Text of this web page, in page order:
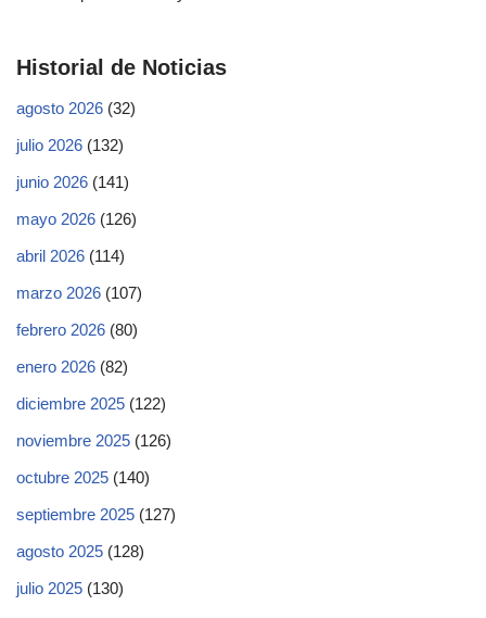
Historial de Noticias
agosto 2026 (32)
julio 2026 (132)
junio 2026 (141)
mayo 2026 (126)
abril 2026 (114)
marzo 2026 (107)
febrero 2026 (80)
enero 2026 (82)
diciembre 2025 (122)
noviembre 2025 (126)
octubre 2025 (140)
septiembre 2025 (127)
agosto 2025 (128)
julio 2025 (130)